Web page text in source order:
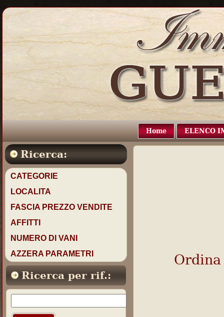
Home ELENCO
Ricerca:
CATEGORIE
LOCALITA
FASCIA PREZZO VENDITE
AFFITTI
NUMERO DI VANI
AZZERA PARAMETRI
Ricerca per rif.: